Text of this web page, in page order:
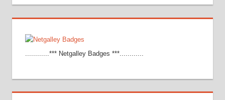
............*** Netgalley Badges ***............